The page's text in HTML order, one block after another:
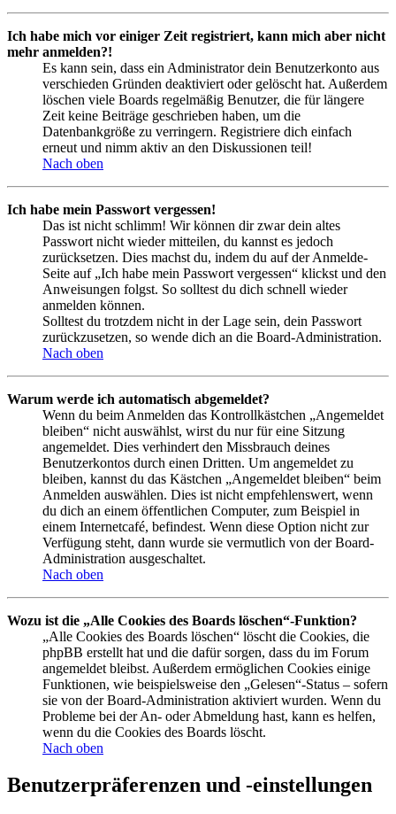
Ich habe mich vor einiger Zeit registriert, kann mich aber nicht
mehr anmelden?!
Es kann sein, dass ein Administrator dein Benutzerkonto aus
verschieden Gründen deaktiviert oder gelöscht hat. Außerdem
löschen viele Boards regelmäßig Benutzer, die für längere
Zeit keine Beiträge geschrieben haben, um die
Datenbankgröße zu verringern. Registriere dich einfach
erneut und nimm aktiv an den Diskussionen teil!
Nach oben
Ich habe mein Passwort vergessen!
Das ist nicht schlimm! Wir können dir zwar dein altes
Passwort nicht wieder mitteilen, du kannst es jedoch
zurücksetzen. Dies machst du, indem du auf der Anmelde-
Seite auf „Ich habe mein Passwort vergessen“ klickst und den
Anweisungen folgst. So solltest du dich schnell wieder
anmelden können.
Solltest du trotzdem nicht in der Lage sein, dein Passwort
zurückzusetzen, so wende dich an die Board-Administration.
Nach oben
Warum werde ich automatisch abgemeldet?
Wenn du beim Anmelden das Kontrollkästchen „Angemeldet
bleiben“ nicht auswählst, wirst du nur für eine Sitzung
angemeldet. Dies verhindert den Missbrauch deines
Benutzerkontos durch einen Dritten. Um angemeldet zu
bleiben, kannst du das Kästchen „Angemeldet bleiben“ beim
Anmelden auswählen. Dies ist nicht empfehlenswert, wenn
du dich an einem öffentlichen Computer, zum Beispiel in
einem Internetcafé, befindest. Wenn diese Option nicht zur
Verfügung steht, dann wurde sie vermutlich von der Board-
Administration ausgeschaltet.
Nach oben
Wozu ist die „Alle Cookies des Boards löschen“-Funktion?
„Alle Cookies des Boards löschen“ löscht die Cookies, die
phpBB erstellt hat und die dafür sorgen, dass du im Forum
angemeldet bleibst. Außerdem ermöglichen Cookies einige
Funktionen, wie beispielsweise den „Gelesen“-Status – sofern
sie von der Board-Administration aktiviert wurden. Wenn du
Probleme bei der An- oder Abmeldung hast, kann es helfen,
wenn du die Cookies des Boards löscht.
Nach oben
Benutzerpräferenzen und -einstellungen